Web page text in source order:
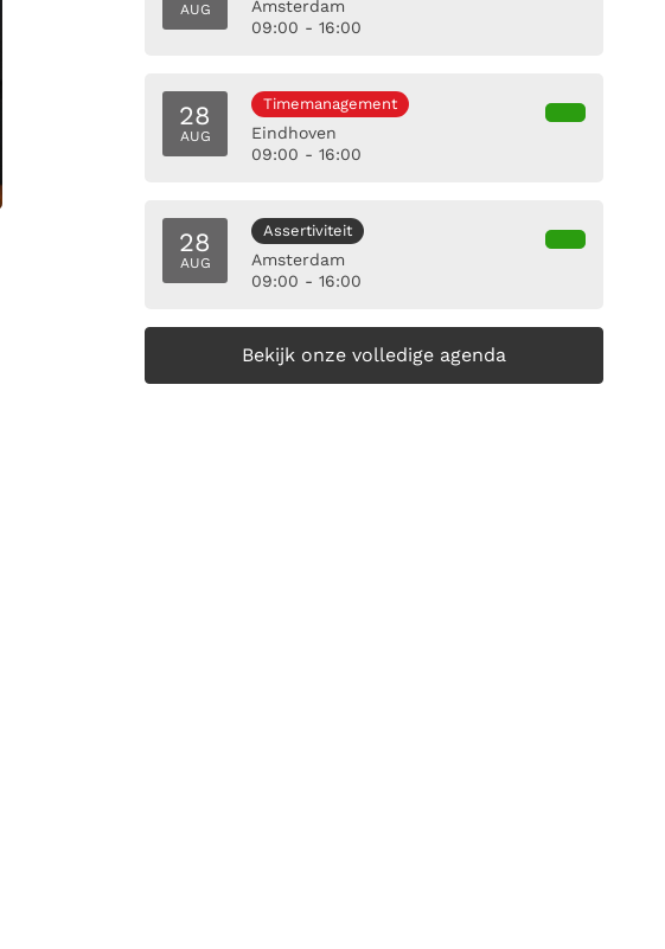
AUG
Amsterdam
09:00 - 16:00
28
AUG
Timemanagement
Eindhoven
09:00 - 16:00
28
AUG
Assertiviteit
Amsterdam
09:00 - 16:00
Bekijk onze volledige agenda